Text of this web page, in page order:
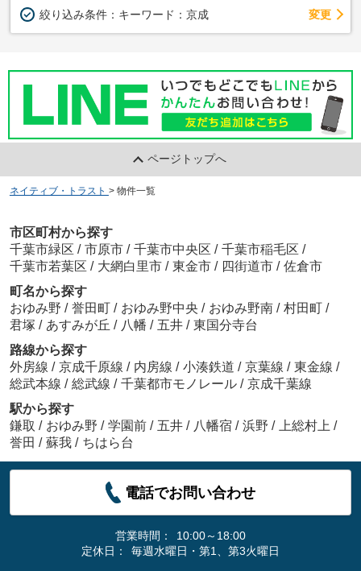
絞り込み条件： キーワード：京成 変更
ページトップへ
ネイティブ・トラスト > 物件一覧
市区町村から探す
千葉市緑区 / 市原市 / 千葉市中央区 / 千葉市稲毛区 /
千葉市若葉区 / 大網白里市 / 東金市 / 四街道市 / 佐倉市
町名から探す
おゆみ野 / 誉田町 / おゆみ野中央 / おゆみ野南 / 村田町 /
君塚 / あすみが丘 / 八幡 / 五井 / 東国分寺台
路線から探す
外房線 / 京成千原線 / 内房線 / 小湊鉄道 / 京葉線 / 東金線 /
総武本線 / 総武線 / 千葉都市モノレール / 京成千葉線
駅から探す
鎌取 / おゆみ野 / 学園前 / 五井 / 八幡宿 / 浜野 / 上総村上 /
誉田 / 蘇我 / ちはら台
電話でお問い合わせ
営業時間：
10:00～18:00
定休日：
毎週水曜日・第1、第3火曜日